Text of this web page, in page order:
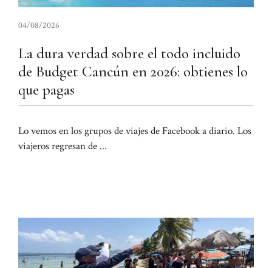
04/08/2026
La dura verdad sobre el todo incluido
de Budget Cancún en 2026: obtienes lo
que pagas
Lo vemos en los grupos de viajes de Facebook a diario. Los
viajeros regresan de ...